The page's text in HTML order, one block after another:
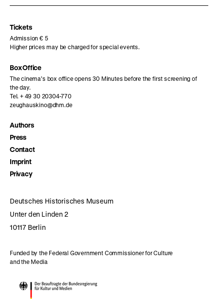
Tickets
Admission € 5
Higher prices may be charged for special events.
Box Office
The cinema’s box office opens 30 Minutes before the first screening of
the day.
Tel. + 49 30 20304-770
zeughauskino@dhm.de
Authors
Press
Contact
Imprint
Privacy
Deutsches Historisches Museum
Unter den Linden 2
10117 Berlin
Funded by the Federal Government Commissioner for Culture
and the Media